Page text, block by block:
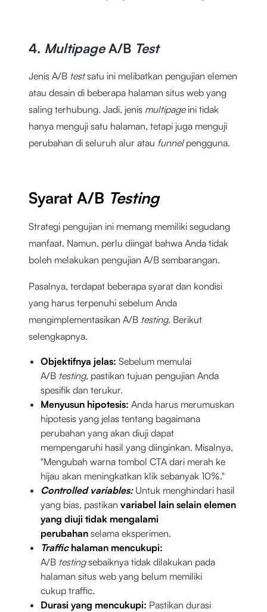
4. MultipageA/B Test
Jenis A/B testsatu ini melibatkan pengujian elemen
atau desain di beberapa halaman situs web yang
saling terhubung. Jadi, jenis multipage ini tidak
hanya menguji satu halaman, tetapi juga menguji
perubahan di seluruh alur atau funnel pengguna.
Syarat A/B Testing
Strategi pengujian ini memang memiliki segudang
manfaat. Namun, perlu diingat bahwa Anda tidak
boleh melakukan pengujian A/B sembarangan.
Pasalnya, terdapat beberapa syarat dan kondisi
yang harus terpenuhi sebelum Anda
mengimplementasikan A/B testing. Berikut
selengkapnya.
Objektifnya jelas: Sebelum memulai
A/B testing, pastikan tujuan pengujian Anda
spesifik dan terukur.
Menyusun hipotesis: Anda harus merumuskan
hipotesis yang jelas tentang bagaimana
perubahan yang akan diuji dapat
mempengaruhi hasil yang diinginkan. Misalnya,
"Mengubah warna tombol CTA dari merah ke
hijau akan meningkatkan klik sebanyak 10%."
Controlled variables: Untuk menghindari hasil
yang bias, pastikan variabel lain selain elemen
yang diuji tidak mengalami
perubahan selama eksperimen.
Traffic halaman mencukupi:
A/B testingsebaiknya tidak dilakukan pada
halaman situs web yang belum memiliki
cukup traffic.
Durasi yang mencukupi: Pastikan durasi